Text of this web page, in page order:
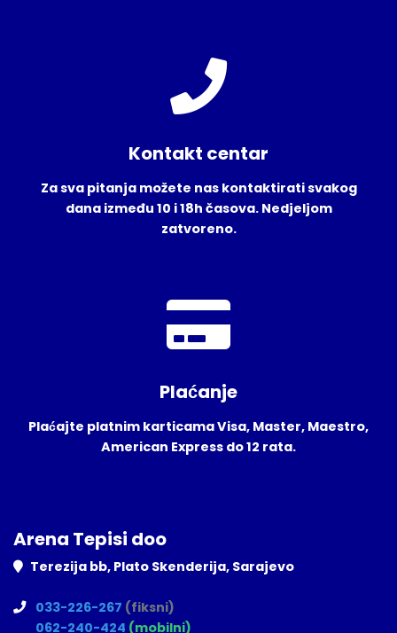
Kontakt centar
Za sva pitanja možete nas kontaktirati svakog
dana između 10 i 18h časova. Nedjeljom
zatvoreno.
Plaćanje
Plaćajte platnim karticama Visa, Master, Maestro,
American Express do 12 rata.
Arena Tepisi doo
Terezija bb, Plato Skenderija, Sarajevo
033-226-267 (fiksni)
062-240-424 (mobilni)